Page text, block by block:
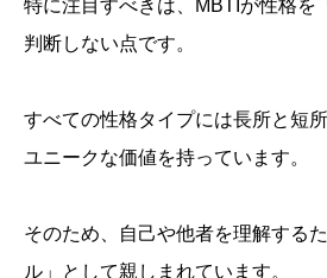
特に注目すべきは、MBTIが性格を
判断しない点です。
すべての性格タイプには長所と短
ユニークな価値を持っています。
そのため、自己や他者を理解する
ル」として親しまれています。